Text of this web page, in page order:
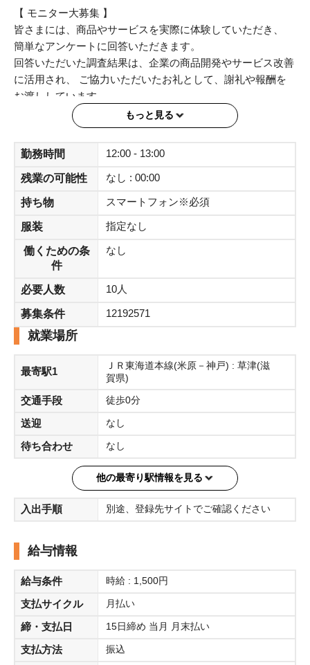
友達と応募歓迎 大量募集
ネイル自由・ピアスOK
【 モニター大募集 】
皆さまには、商品やサービスを実際に体験していただき、
簡単なアンケートに回答いただきます。
回答いただいた調査結果は、企業の商品開発やサービス改善
に活用され、 ご協力いただいたお礼として、謝礼や報酬を
お渡ししています。
お好きな場所からいつでも好きなタイミングで取り組めます
☆彡
また、初めての方にも安心してご利用いただけるよう、 電
話での説明会を実施中！所要時間90分程度！
ご興味のある方、下記URLから参加してみてください。
【URL】https://kyodoaffiliate.jp/link.php?
i=pi5z36ay4hbd&m=mi4htc7e7ai5
※上記URLから登録していただくと、自動返信メールが皆様
進みください。
＝＝＝＝
※重要※
こちらはご案内のみの画面です。
応募いただくと即時で不採用通知が届いてしまいますが、各
自URLから登録手続きを進めてください。
＝＝＝＝
もっと見る
勤務時間 12:00 - 13:00
残業の可能性 なし : 00:00
持ち物 スマートフォン※必須
服装 指定なし
働くための条
件
なし
必要人数 10人
募集条件 12192571
就業場所
最寄駅1
ＪＲ東海道本線(米原－神戸) : 草津(滋
賀県)
交通手段 徒歩0分
送迎 なし
待ち合わせ なし
他の最寄り駅情報を見る
入出手順 別途、登録先サイトでご確認ください
給与情報
給与条件 時給 : 1,500円
支払サイクル 月払い
締・支払日 15日締め 当月 月末払い
支払方法 振込